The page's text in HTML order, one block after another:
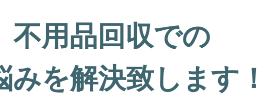
不用品回収での
みを解決致します！